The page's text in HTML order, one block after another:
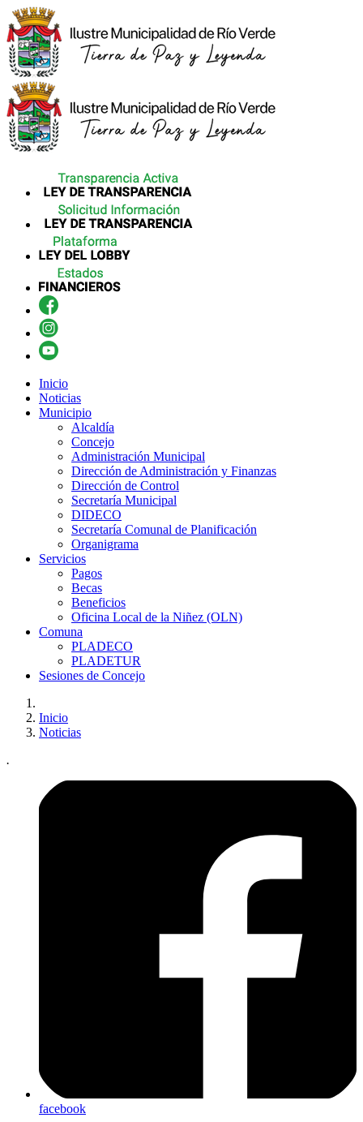
Inicio
Noticias
Municipio
Alcaldía
Concejo
Administración Municipal
Dirección de Administración y Finanzas
Dirección de Control
Secretaría Municipal
DIDECO
Secretaría Comunal de Planificación
Organigrama
Servicios
Pagos
Becas
Beneficios
Oficina Local de la Niñez (OLN)
Comuna
PLADECO
PLADETUR
Sesiones de Concejo
Inicio
Noticias
.
facebook